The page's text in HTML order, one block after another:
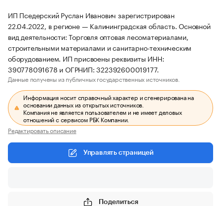
ИП Пседерский Руслан Иванович зарегистрирован
22.04.2022, в регионе — Калининградская область. Основной
вид деятельности: Торговля оптовая лесоматериалами,
строительными материалами и санитарно-техническим
оборудованием. ИП присвоены реквизиты ИНН:
390778091678 и ОГРНИП: 322392600019177.
Данные получены из публичных государственных источников.
Информация носит справочный характер и сгенерирована на
основании данных из открытых источников.
Компания не является пользователем и не имеет деловых
отношений с сервисом РБК Компании.
Редактировать описание
Управлять страницей
Поделиться